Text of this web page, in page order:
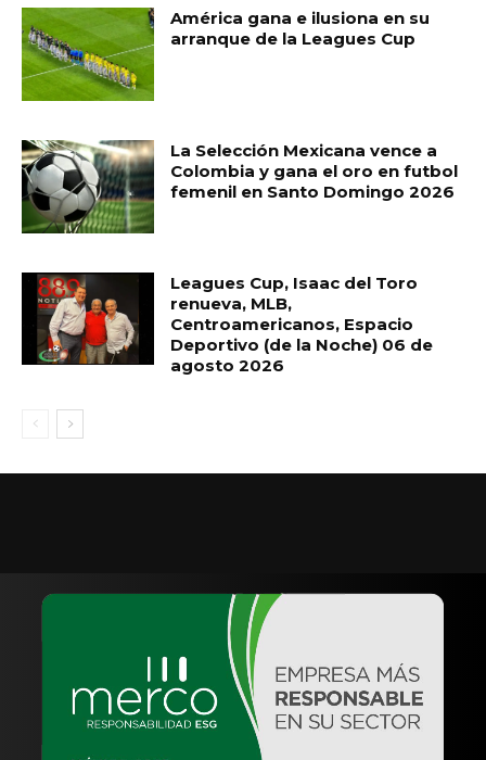
América gana e ilusiona en su
arranque de la Leagues Cup
La Selección Mexicana vence a
Colombia y gana el oro en futbol
femenil en Santo Domingo 2026
Leagues Cup, Isaac del Toro
renueva, MLB,
Centroamericanos, Espacio
Deportivo (de la Noche) 06 de
agosto 2026